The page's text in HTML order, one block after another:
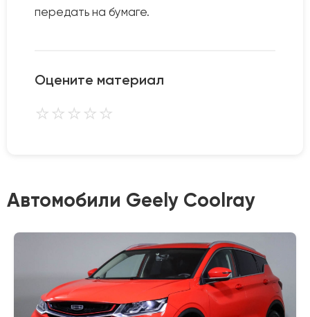
передать на бумаге.
Оцените материал
⭐⭐⭐⭐⭐
Автомобили Geely Coolray